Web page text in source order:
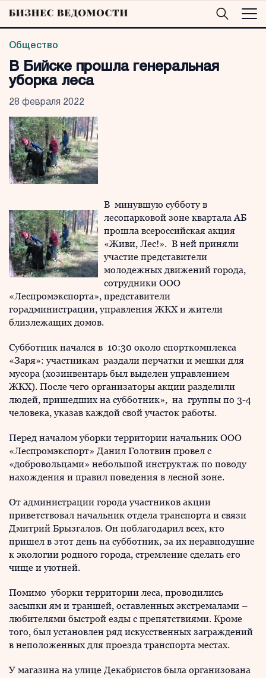
Общество
В Бийске прошла генеральная
уборка леса
28 февраля 2022
В минувшую субботу в
лесопарковой зоне квартала АБ
прошла всероссийская акция
«Живи, Лес!». В ней приняли
участие представители
молодежных движений города,
сотрудники ООО
«Леспромэкспорта», представители
горадминистрации, управления ЖКХ и жители
близлежащих домов.
Субботник начался в 10:30 около спорткомплекса
«Заря»: участникам раздали перчатки и мешки для
мусора (хозинвентарь был выделен управлением
ЖКХ). После чего организаторы акции разделили
людей, пришедших на субботник», на группы по 3-4
человека, указав каждой свой участок работы.
Перед началом уборки территории начальник ООО
«Леспромэкспорт» Данил Голотвин провел с
«добровольцами» небольшой инструктаж по поводу
нахождения и правил поведения в лесной зоне.
От администрации города участников акции
приветствовал начальник отдела транспорта и связи
Дмитрий Брызгалов. Он поблагодарил всех, кто
пришел в этот день на субботник, за их неравнодушие
к экологии родного города, стремление сделать его
чище и уютней.
Помимо уборки территории леса, проводились
засыпки ям и траншей, оставленных экстремалами –
любителями быстрой езды с препятствиями. Кроме
того, был установлен ряд искусственных заграждений
в неположенных для проезда транспорта местах.
У магазина на улице Декабристов была организована